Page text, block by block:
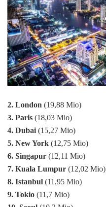
2. London (19,88 Mio)
3. Paris (18,03 Mio)
4. Dubai (15,27 Mio)
5. New York (12,75 Mio)
6. Singapur (12,11 Mio)
7. Kuala Lumpur (12,02 Mio)
8. Istanbul (11,95 Mio)
9. Tokio (11,7 Mio)